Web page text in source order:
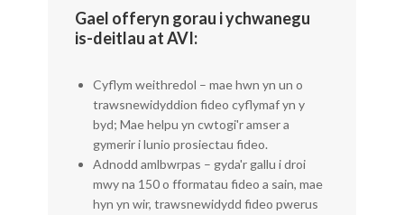
Gael offeryn gorau i ychwanegu
is-deitlau at AVI:
Cyflym weithredol – mae hwn yn un o
trawsnewidyddion fideo cyflymaf yn y
byd; Mae helpu yn cwtogi'r amser a
gymerir i lunio prosiectau fideo.
Adnodd amlbwrpas – gyda'r gallu i droi
mwy na 150 o fformatau fideo a sain, mae
hyn yn wir, trawsnewidydd fideo pwerus